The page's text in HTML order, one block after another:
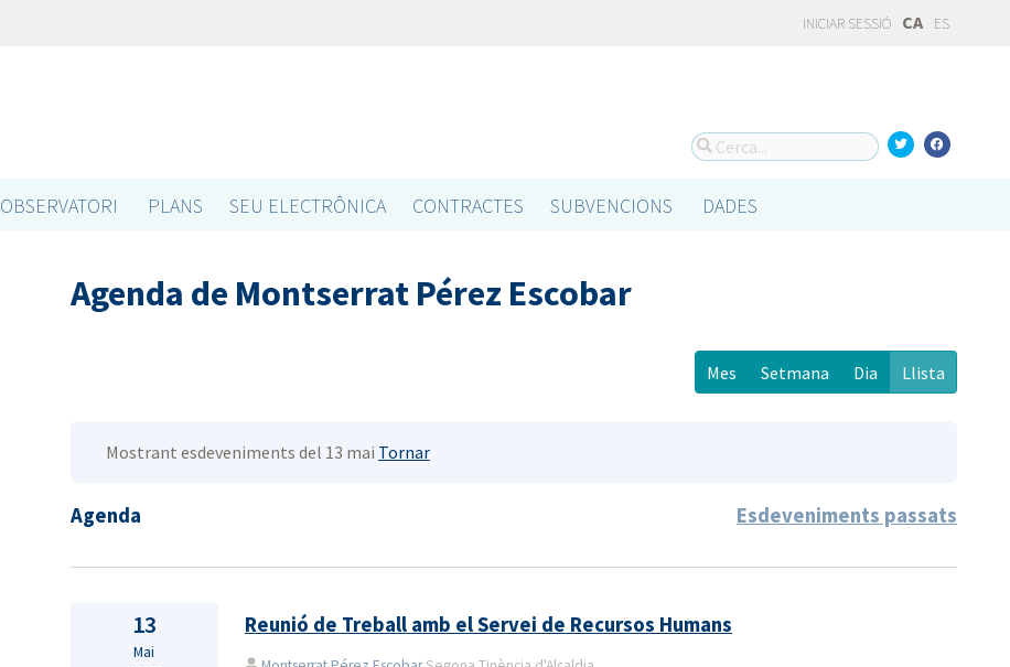
INICIAR SESSIÓ CA ES
OBSERVATORI PLANS SEU ELECTRÔNICA CONTRACTES SUBVENCIONS DADES
Agenda de Montserrat Pérez Escobar
Mes Setmana Dia Llista
Mostrant esdeveniments del 13 mai Tornar
Agenda Esdeveniments passats
13
Mai
Reunió de Treball amb el Servei de Recursos Humans